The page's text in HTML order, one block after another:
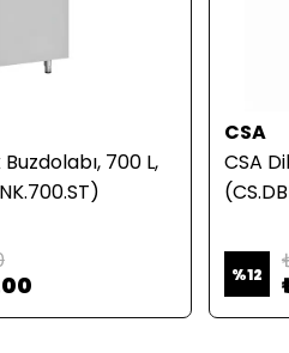
700 L,
CSA
CSA
%12